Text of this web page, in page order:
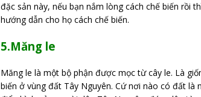
đặc sản này, nếu bạn nắm lòng cách chế biến rồi
hướng dẫn cho họ cách chế biến.
5.Măng le
Măng le là một bộ phận được mọc từ cây le. Là
biến ở vùng đất Tây Nguyên. Cứ nơi nào có đất là